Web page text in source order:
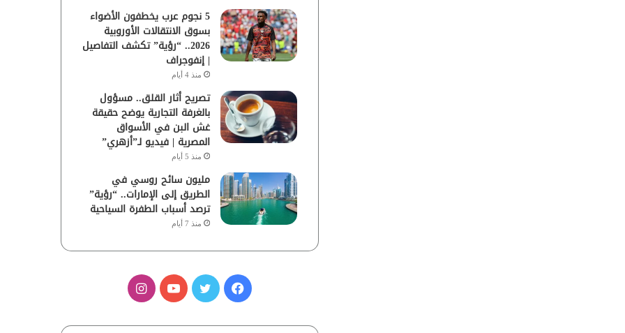
5 نجوم عرب يخطفون الأضواء
بسوق الانتقالات الأوروبية
2026.. “رؤية” تكشف التفاصيل
| إنفوجراف
منذ 4 أيام
تصريح أثار القلق.. مسؤول
بالغرفة التجارية يوضح حقيقة
غش البن في الأسواق
المصرية | فيديو لـ”أزهري”
منذ 5 أيام
مليون سائح روسي في
الطريق إلى الإمارات.. “رؤية”
ترصد أسباب الطفرة السياحية
منذ 7 أيام
ف
ا